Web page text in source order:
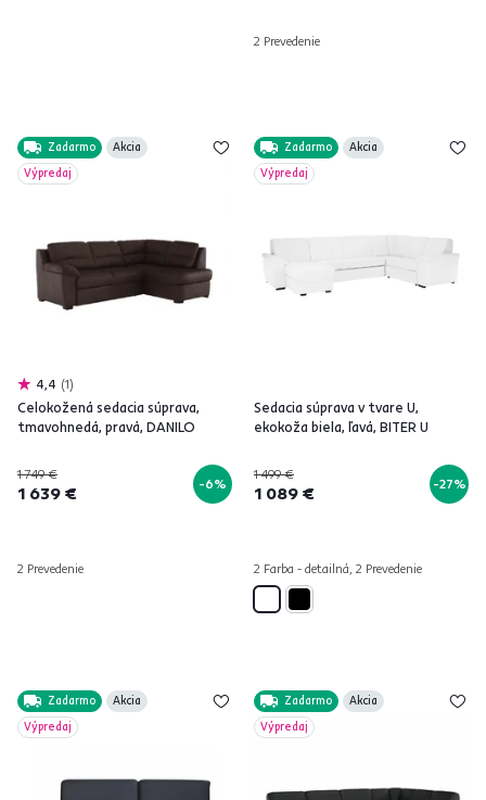
2 Prevedenie
Zadarmo
Akcia
Výpredaj
4,4 1
Celokožená sedacia súprava,
tmavohnedá, pravá, DANILO
1 749 €
1 639 € -6%
2 Prevedenie
Zadarmo
Akcia
Výpredaj
Sedacia súprava v tvare U,
ekokoža biela, ľavá, BITER U
1 499 €
1 089 € -27%
2 Farba - detailná, 2 Prevedenie
Zadarmo
Akcia
Výpredaj
Zadarmo
Akcia
Výpredaj